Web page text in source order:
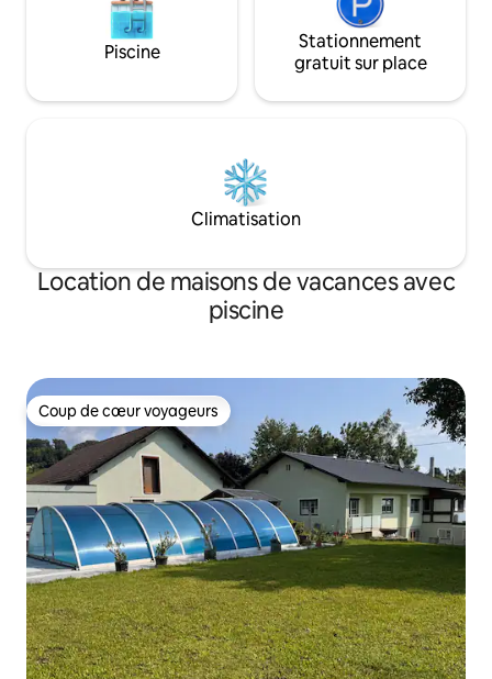
Piscine
Stationnement
gratuit sur place
Climatisation
Location de maisons de vacances avec
piscine
Coup de cœur voyageurs
Coup de cœur voyageurs